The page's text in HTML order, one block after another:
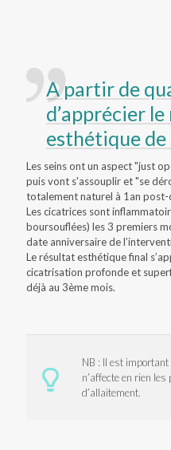
A partir de
d’apprécier
esthétique
Les seins ont un aspect "just
puis vont s'assouplir et "se
totalement naturel à 1an
Les cicatrices sont
boursouflées) les 3 premiers
date anniversaire de
Le résultat esthétique final
cicatrisation profonde et
déjà au 3ème mois.
NB : Il est
n’affecte en rien
d’allaitement.